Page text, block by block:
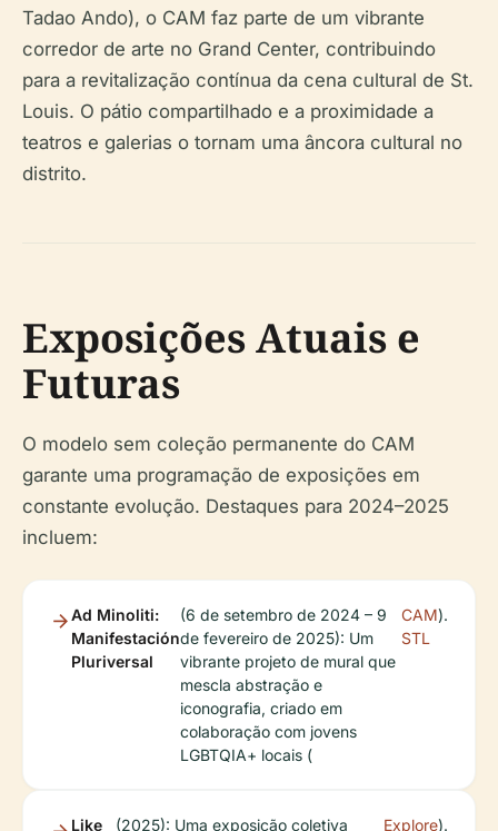
Tadao Ando), o CAM faz parte de um vibrante
corredor de arte no Grand Center, contribuindo
para a revitalização contínua da cena cultural de St.
Louis. O pátio compartilhado e a proximidade a
teatros e galerias o tornam uma âncora cultural no
distrito.
Exposições Atuais e
Futuras
O modelo sem coleção permanente do CAM
garante uma programação de exposições em
constante evolução. Destaques para 2024–2025
incluem:
Ad Minoliti:
Manifestación
Pluriversal
(6 de setembro de 2024 – 9
de fevereiro de 2025): Um
vibrante projeto de mural que
mescla abstração e
iconografia, criado em
colaboração com jovens
LGBTQIA+ locais (
CAM
STL
).
Like
(2025): Uma exposição coletiva
Explore).